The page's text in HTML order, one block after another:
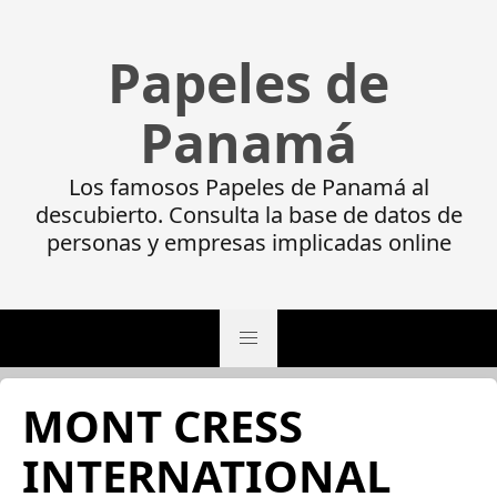
Papeles de
Panamá
Los famosos Papeles de Panamá al
descubierto. Consulta la base de datos de
personas y empresas implicadas online
MONT CRESS
INTERNATIONAL